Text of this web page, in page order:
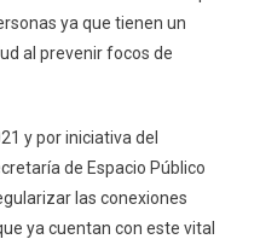
ya que tienen un
al prevenir focos de
y por iniciativa del
de Espacio Público
las conexiones
ya cuentan con este vital